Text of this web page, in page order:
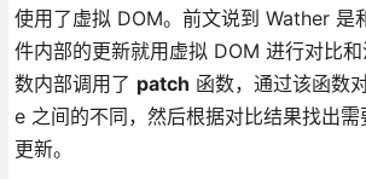
使用了虚拟 DOM。前文说到 Wather 是
件内部的更新就用虚拟 DOM 进行对比
数内部调用了 patch 函数，通过该函数
e 之间的不同，然后根据对比结果找出
更新。